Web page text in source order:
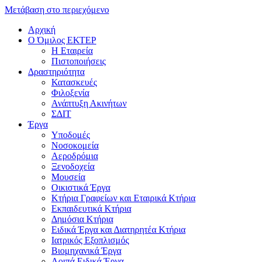
Μετάβαση στο περιεχόμενο
Αρχική
Ο Όμιλος ΕΚΤΕΡ
H Εταιρεία
Πιστοποιήσεις
Δραστηριότητα
Κατασκευές
Φιλοξενία
Ανάπτυξη Ακινήτων
ΣΔΙΤ
Έργα
Υποδομές
Νοσοκομεία
Αεροδρόμια
Ξενοδοχεία
Μουσεία
Οικιστικά Έργα
Κτήρια Γραφείων και Εταιρικά Κτήρια
Εκπαιδευτικά Κτήρια
Δημόσια Κτήρια
Ειδικά Έργα και Διατηρητέα Κτήρια
Ιατρικός Εξοπλισμός
Βιομηχανικά Έργα